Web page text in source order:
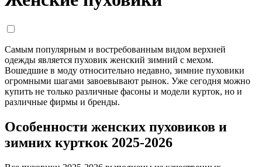
Самым популярным и востребованным видом верхней
одежды является пуховик женский зимний с мехом.
Вошедшие в моду относительно недавно, зимние пуховики
огромными шагами завоевывают рынок. Уже сегодня можно
купить не только различные фасоны и модели курток, но и
различные фирмы и бренды.
Особенности женских пуховиков и
зимних курткок 2025-2026